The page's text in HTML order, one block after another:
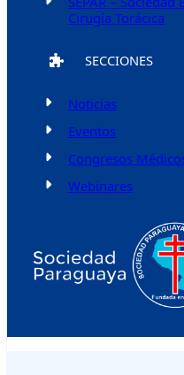
Cirugía Torácica
SECCIONES
Noticias
Eventos
Congresos
Webinares